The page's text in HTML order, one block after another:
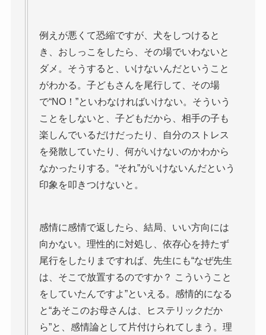
例えが悪くて恐縮ですが、犬をしつけると
き、おしっこをしたら、その場でいわないと
ダメ。そうすると、いけないんだということ
がわかる。子どもさんを尾行して、その場
で“NO！”といわなければいけない。そういう
ことをしないと、子どもだから、相手の子も
楽しんでいるだけだったり、自分のストレス
を発散していたり、何がいけないのかわから
なかったりする。“それ”がいけないんだという
印象を叩きつけないと。
感情に感情で返したら、結局、いい方向には
向かない。理性的に対処し、依存心を持たず
尾行をしたりまですれば、先生にも“なぜ先生
は、そこで放置するのですか？ こういうこと
をしていたんですよ”といえる。感情的になる
と“あそこのお母さんは、ヒステリックだか
ら”と、感情論として片付けられてしまう。理